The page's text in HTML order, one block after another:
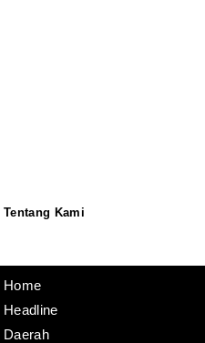
Tentang Kami
Home
Headline
Daerah